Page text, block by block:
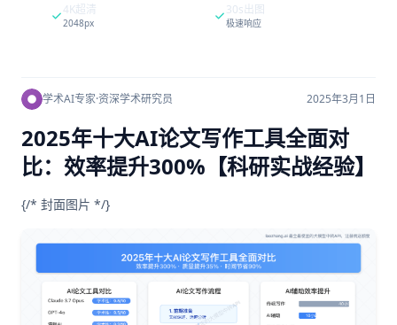
4K超清
2048px
30s出图
极速响应
学术AI专家·资深学术研究员 2025年3月1日
2025年十大AI论文写作工具全面对
比：效率提升300%【科研实战经验】
{/* 封面图片 */}